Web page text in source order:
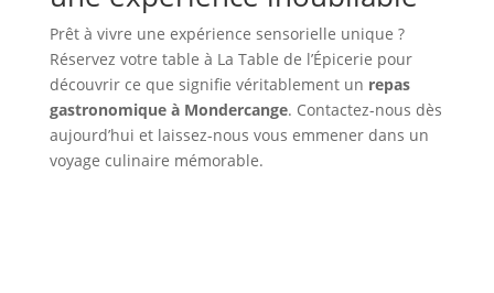
Prêt à vivre une expérience sensorielle unique ?
Réservez votre table à La Table de l’Épicerie pour
découvrir ce que signifie véritablement un repas
gastronomique à Mondercange. Contactez-nous dès
aujourd’hui et laissez-nous vous emmener dans un
voyage culinaire mémorable.